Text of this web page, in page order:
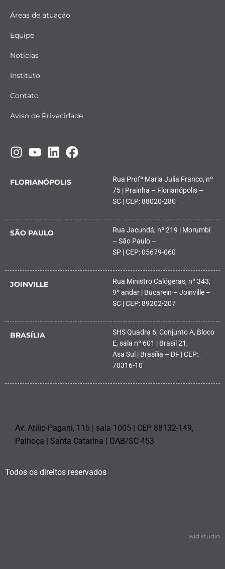
Áreas de atuação
Equipe
Notícias
Instituto
Contato
Aviso de Privacidade
FLORIANÓPOLIS
Rua Profª Maria Julia Franco, nº
75 | Prainha – Florianópolis –
SC | CEP: 88020-280
SÃO PAULO
Rua Jacundá, nº 219 | Morumbi
– São Paulo –
SP | CEP: 05679-060
JOINVILLE
Rua Ministro Calógeras, nº 343,
9º andar | Bucarein – Joinville –
SC | CEP: 89202-207
BRASÍLIA
SHS Quadra 6, Conjunto A, Bloco
E, sala nº 601 | Brasil 21,
Asa Sul | Brasília – DF | CEP:
70316-10
Av. Atílio Pagani, 115 | sala 1005 | CEP 88132-149,
Palhoça | Santa Catarina | OAB/SC 453
Todos os direitos reservados
wid.studio